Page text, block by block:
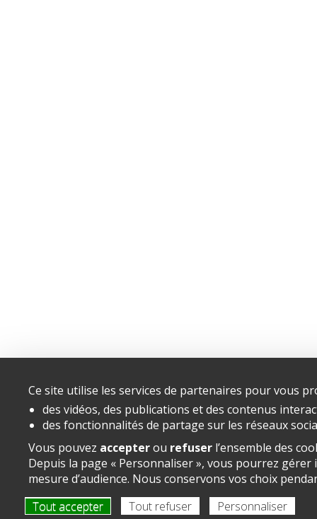
Ce site utilise les services de partenaires pour vous
des vidéos, des publications et des contenus
des fonctionnalités de partage sur les réseaux
Vous pouvez accepterou refuser l’ensemble des
Depuis la page « Personnaliser », vous pourrez
mesure d’audience. Nous conservons vos choix
Tout accepter
Tout refuser Personnaliser